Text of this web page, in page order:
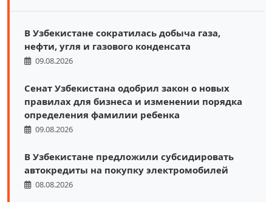
В Узбекистане сократилась добыча газа,
нефти, угля и газового конденсата
09.08.2026
Сенат Узбекистана одобрил закон о новых
правилах для бизнеса и изменении порядка
определения фамилии ребенка
09.08.2026
В Узбекистане предложили субсидировать
автокредиты на покупку электромобилей
08.08.2026